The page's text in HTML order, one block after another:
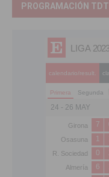
PROGRAMACIÓN TDT